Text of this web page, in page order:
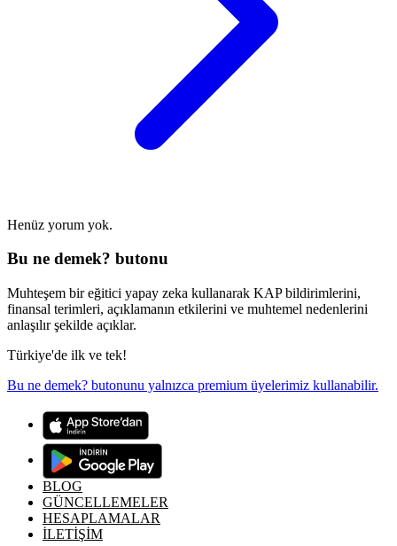
Henüz yorum yok.
Bu ne demek? butonu
Muhteşem bir eğitici yapay zeka kullanarak KAP bildirimlerini,
finansal terimleri, açıklamanın etkilerini ve muhtemel nedenlerini
anlaşılır şekilde açıklar.
Türkiye'de ilk ve tek!
Bu ne demek? butonunu yalnızca premium üyelerimiz kullanabilir.
BLOG
GÜNCELLEMELER
HESAPLAMALAR
İLETİŞİM